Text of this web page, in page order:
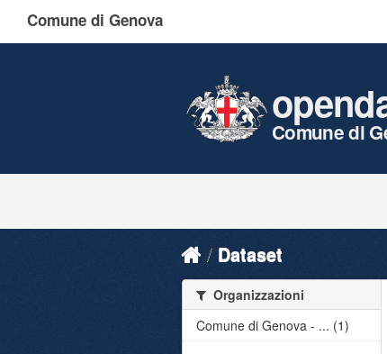
Comune di Genova
Comune di
Dataset
Organizzazioni
Comune di Genova - ... (1)